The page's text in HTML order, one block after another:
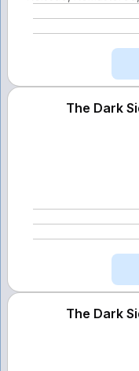
The Dark
The Dark